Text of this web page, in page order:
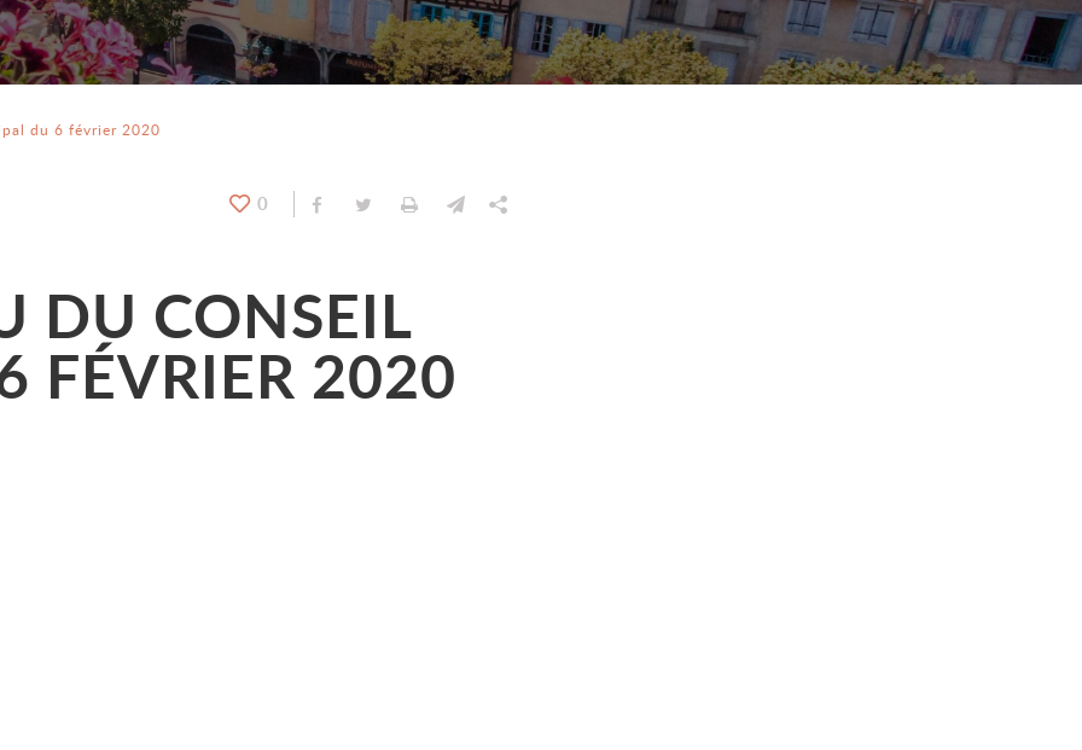
du 6 février 2020
0 Partager sur Facebook
Partager sur Twitter
ImprimerEnvoyer par e-mail
DU CONSEIL
FÉVRIER 2020